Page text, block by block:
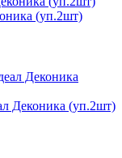
(уп.2шт)
Деконика (уп.2шт)